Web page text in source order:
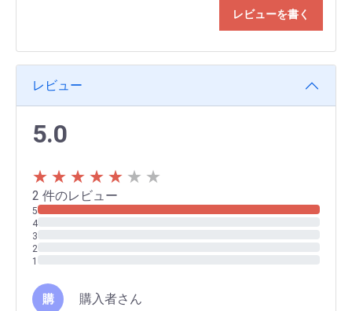
レビューを書く
レビュー
5.0
★ ★ ★ ★ ★ ★ ★
2 件のレビュー
購 購入者さん